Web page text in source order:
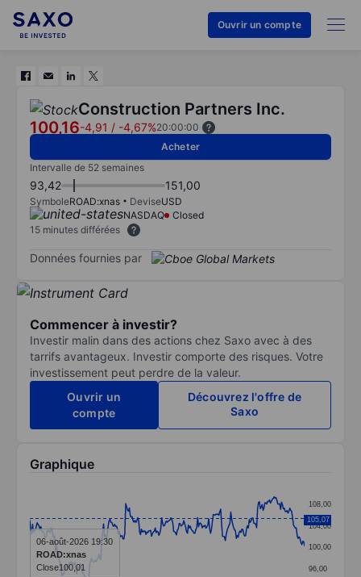
Ouvrir un compte
Construction Partners Inc.
100,16-4,91 / -4,67%20:00:00
Acheter
Intervalle de 52 semaines
93,42 151,00
SymboleROAD:xnas DeviseUSD
NASDAQ
Closed
15 minutes différées
Données fournies par
Commencer à investir?
Investir malin dans des actions chez Saxo avec à des
tarrifs avantageux. Investir comporte des risques. Votre
investissement peut perdre de la valeur.
Ouvrir un
compte
Découvrez l'offre de
Saxo
Graphique
Line chart with 299 data points.
The chart has 1 X axis displaying categories.
The chart has 1 Y axis displaying values. Data96,00
100,00
104,00
108,00
105,07
06-août-2026 19:30
ROAD:xnas
Close100,01